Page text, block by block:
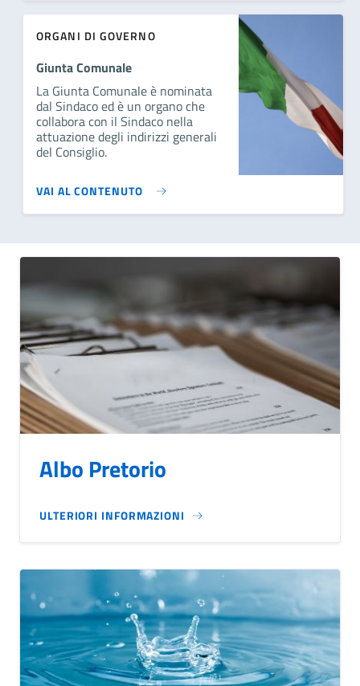
ORGANI DI GOVERNO
Giunta Comunale
La Giunta Comunale è nominata
dal Sindaco ed è un organo che
collabora con il Sindaco nella
attuazione degli indirizzi generali
del Consiglio.
VAI AL CONTENUTO
Albo Pretorio
ULTERIORI INFORMAZIONI